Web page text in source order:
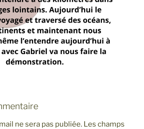
ne sera pas publiée. Les champs